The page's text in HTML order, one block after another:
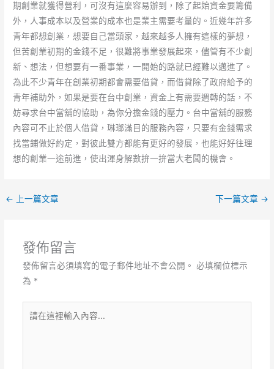
期創業就獲得營利，可沒有這麼容易辦到，除了起始資金要籌備
外，人事成本以及營業的成本也是業主需要考量的。近幾年許多
青年都想創業，想要自己當頭家，越來越多人擁有這樣的夢想，
但苦創業初期的金錢不足，很難將事業發展起來，儘管有不少創
新、想法，但想要有一番事業，一開始的路就已經難以邁進了。
為此不少青年在創業初期都會需要借貸，而借貸除了政府給予的
青年補助外，如果是要在台中創業，資金上有需要週轉的話，不
妨尋求台中當舖的協助，為你分擔金錢的壓力。台中當舖的服務
內容可不止於個人借貸，琳瑯滿目的服務內容，只要有金錢需求
找當鋪做好約定，對彼此雙方都能有更好的發展，也能好好往理
想的創業一途前進，使出渾身解數拚一拚當大老闆的機會。
← 上一篇文章 下一篇文章 →
發佈留言
發佈留言必須填寫的電子郵件地址不會公開。 必填欄位標示
為 *